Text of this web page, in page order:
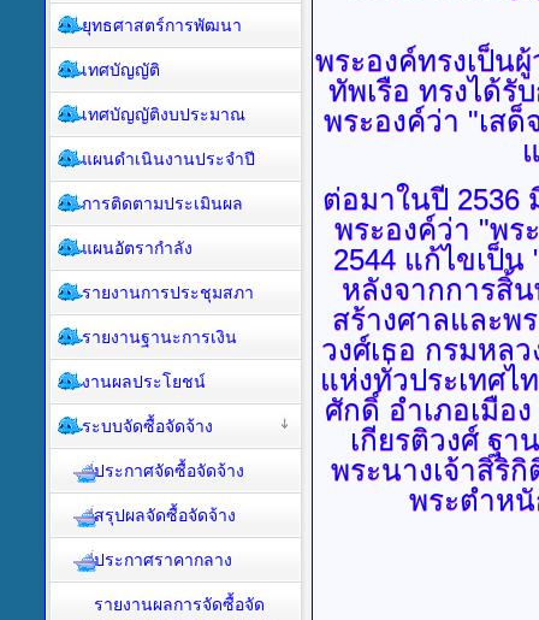
พระองค์ทรงเป็น
ทัพเรือ ทรงได้รั
พระองค์ว่า "เส
ต่อมาในปี 2536
พระองค์ว่า "พร
2544 แก้ไขเป็
หลังจากการสิ้
สร้างศาลและพ
วงศ์เธอ กรมหล
แห่งทั่วประเทศไ
ศักดิ์ อำเภอเมือ
เกียรติวงศ์ ฐา
พระนางเจ้าสิริ
พระตำห
ยุทธศาสตร์การพัฒนา
เทศบัญญัติ
เทศบัญญัติงบประมาณ
แผนดำเนินงานประจำปี
การติดตามประเมินผล
แผนอัตรากำลัง
รายงานการประชุมสภา
รายงานฐานะการเงิน
งานผลประโยชน์
ระบบจัดซื้อจัดจ้าง
ประกาศจัดซื้อจัดจ้าง
สรุปผลจัดซื้อจัดจ้าง
ประกาศราคากลาง
รายงานผลการจัดซื้อจัด